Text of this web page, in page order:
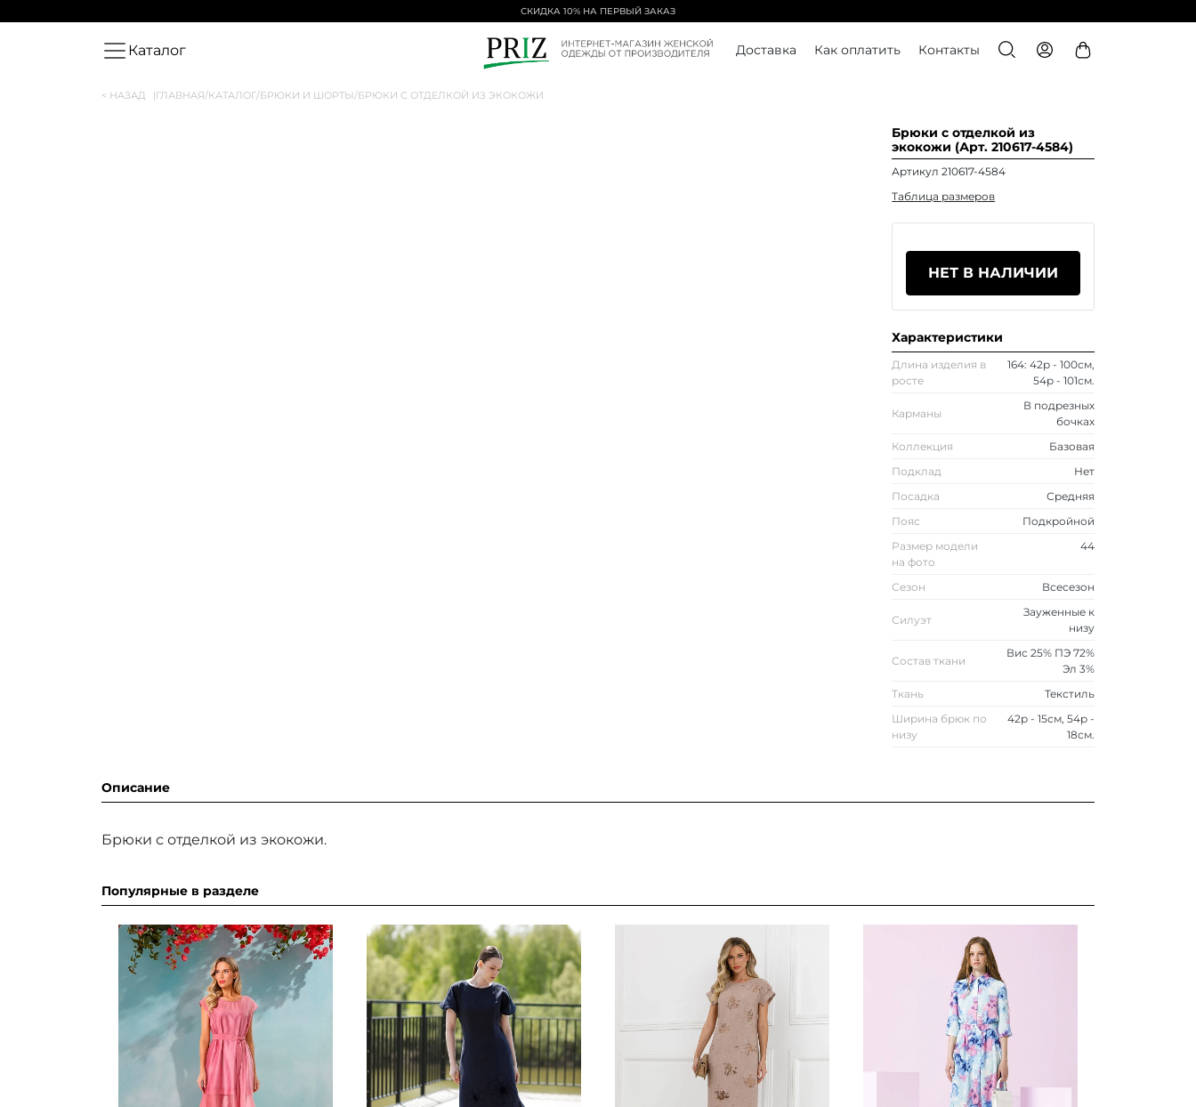
СКИДКА 10% НА ПЕРВЫЙ ЗАКАЗ
Каталог Доставка Как оплатить Контакты
< НАЗАД |ГЛАВНАЯ/КАТАЛОГ/БРЮКИ И ШОРТЫ/БРЮКИ С ОТДЕЛКОЙ ИЗ ЭКОКОЖИ
Брюки с отделкой из
экокожи (Арт. 210617-4584)
Артикул 210617-4584
Таблица размеров
НЕТ В НАЛИЧИИ
Характеристики
Длина изделия в
росте
164: 42р - 100см,
54р - 101см.
Карманы
В подрезных
бочках
Коллекция
Базовая
Подклад
Нет
Посадка
Средняя
Пояс
Подкройной
Размер модели
на фото
44
Сезон Всесезон
Силуэт
Зауженные к
низу
Состав ткани
Вис 25% ПЭ 72%
Эл 3%
Ткань
Текстиль
Ширина брюк по
низу
42р - 15см, 54р -
18см.
Описание
Брюки с отделкой из экокожи.
Популярные в разделе